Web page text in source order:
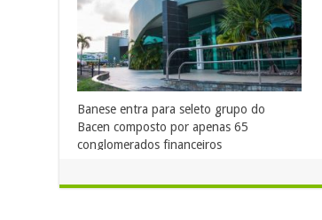
Banese entra para seleto grupo do
Bacen composto por apenas 65
conglomerados financeiros